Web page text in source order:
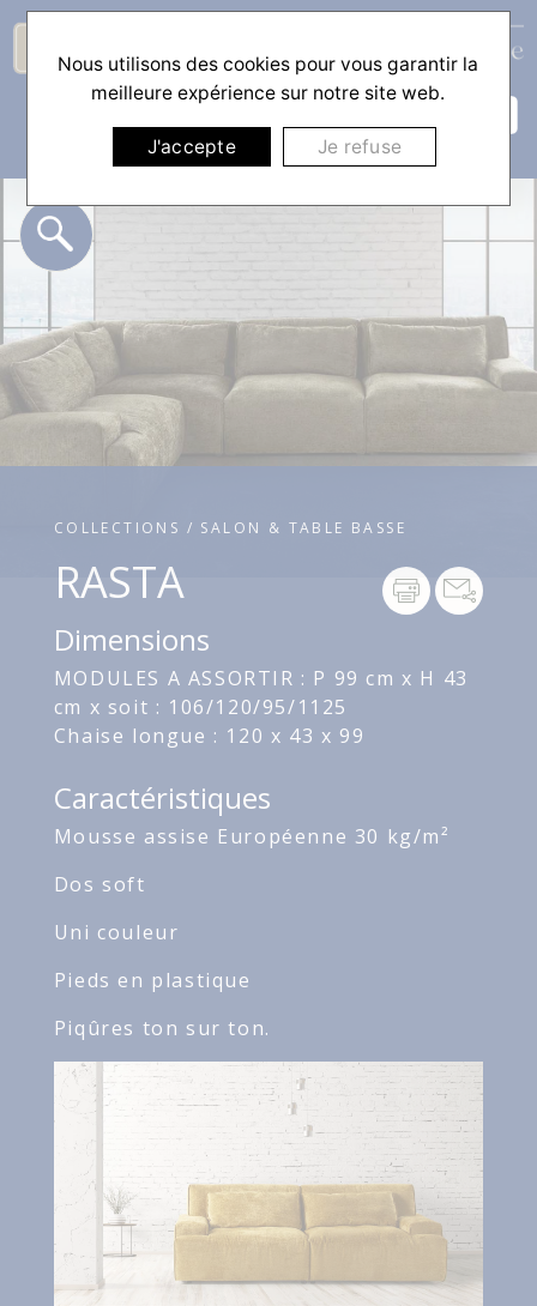
☰
COLLECTIONS / SALON & TABLE BASSE
RASTA
Dimensions
MODULES A ASSORTIR : P 99 cm x H 43
cm x soit : 106/120/95/1125
Chaise longue : 120 x 43 x 99
Caractéristiques
Mousse assise Européenne 30 kg/m²
Dos soft
Uni couleur
Pieds en plastique
Piqûres ton sur ton.
Nous utilisons des cookies pour vous garantir la
meilleure expérience sur notre site web.
J'accepte Je refuse